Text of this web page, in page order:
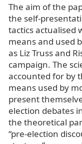
The aim of the
the self-
tactics actualised
means and used
as Liz Truss and
campaign. The
accounted for by
means used by
present
election debates
the theoretical
“pre-election